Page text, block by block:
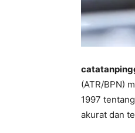
(ATR/BPN)
1997
akurat dan